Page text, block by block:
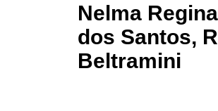
Nelma
dos Santos,
Beltramini